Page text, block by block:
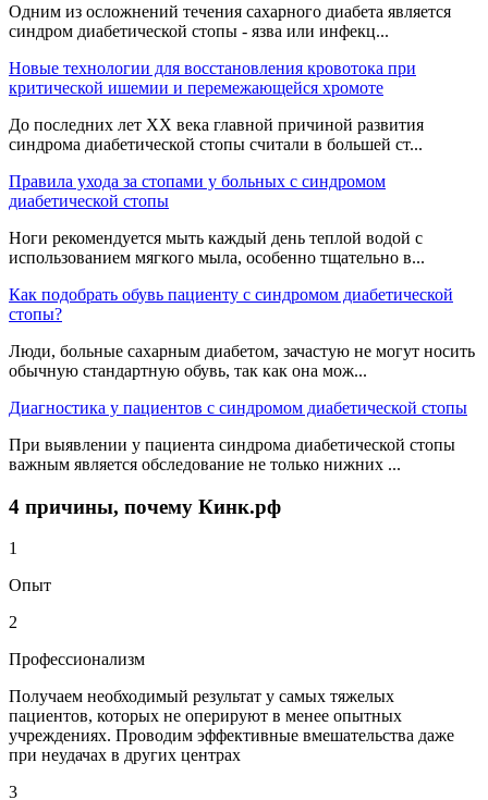
Одним из осложнений течения сахарного диабета является
синдром диабетической стопы - язва или инфекц...
Новые технологии для восстановления кровотока при
критической ишемии и перемежающейся хромоте
До последних лет XX века главной причиной развития
синдрома диабетической стопы считали в большей ст...
Правила ухода за стопами у больных с синдромом
диабетической стопы
Ноги рекомендуется мыть каждый день теплой водой с
использованием мягкого мыла, особенно тщательно в...
Как подобрать обувь пациенту с синдромом диабетической
стопы?
Люди, больные сахарным диабетом, зачастую не могут носить
обычную стандартную обувь, так как она мож...
Диагностика у пациентов с синдромом диабетической стопы
При выявлении у пациента синдрома диабетической стопы
важным является обследование не только нижних ...
4 причины, почему Кинк.рф
1
Опыт
2
Профессионализм
Получаем необходимый результат у самых тяжелых
пациентов, которых не оперируют в менее опытных
учреждениях. Проводим эффективные вмешательства даже
при неудачах в других центрах
3